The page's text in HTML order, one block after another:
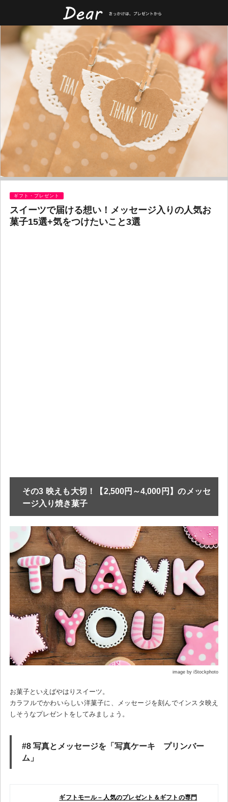
ギフト・プレゼント
スイーツで届ける想い！メッセージ入りの人気お
菓子15選+気をつけたいこと3選
その3 映えも大切！【2,500円～4,000円】のメッセ
ージ入り焼き菓子
image by iStockphoto
お菓子といえばやはりスイーツ。
カラフルでかわいらしい洋菓子に、メッセージを刻んでインスタ映え
しそうなプレゼントをしてみましょう。
#8 写真とメッセージを「写真ケーキ プリンバー
ム」
ギフトモール – 人気のプレゼント＆ギフトの専門